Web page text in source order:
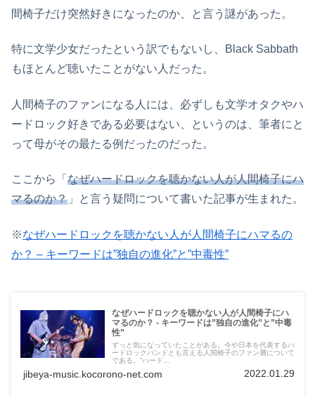
間椅子だけ突然好きになったのか、と言う謎があった。
特に文学少女だったという訳でもないし、Black Sabbath
もほとんど聴いたことがない人だった。
人間椅子のファンになる人には、必ずしも文学オタクやハ
ードロック好きである必要はない、というのは、筆者にと
って母がその最たる例だったのだった。
ここから「 なぜハードロックを聴かない人が人間椅子にハ
マるのか？ 」と言う疑問について書いた記事が生まれた。
※なぜハードロックを聴かない人が人間椅子にハマるの
か？ – キーワードは”独自の進化”と”中毒性”
なぜハードロックを聴かない人が人間椅子にハ
マるのか？ - キーワードは”独自の進化”と”中毒
性”
ずっと気になっていたことがある。今や日本を代表するハ
ードロックバンドとも言える人間椅子のファン層について
である。”ハード...
jibeya-music.kocorono-net.com 2022.01.29